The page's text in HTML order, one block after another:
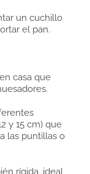
un cuchillo
el pan.
casa que
y 15 cm) que
las puntillas o
rígida, ideal